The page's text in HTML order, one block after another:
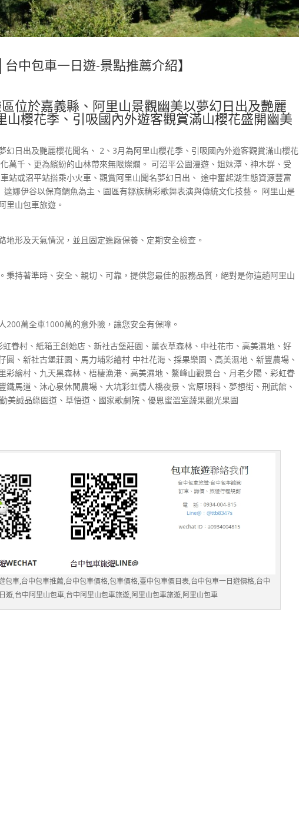
中包車一日遊-景點推薦介紹】
位於嘉義縣、阿里山景觀幽美以夢幻日出及艷麗
櫻花季、引吸國內外遊客觀賞滿山櫻花盛開幽美
幻日出及艷麗櫻花聞名、 2、3月為阿里山櫻花季、引吸國內外遊客觀賞滿山櫻花
萬千、更為繽紛的山林帶來無限燦爛。 可沼平公園漫遊、姐妹潭、神木群、受
站或沼平站搭乘小火車、觀賞阿里山聞名夢幻日出、 途中奮起湖生態資源豐富
娜伊谷以保育鯛魚為主、園區有鄒族精彩歌舞表演與傳統文化技藝。 阿里山是
里山包車旅遊。
形及天氣情況，並且固定進廠保養、定期安全檢查。
秉持著準時、安全、親切、可靠，提供您最佳的服務品質，絕對是你這趟阿里山
萬全車1000萬的意外險，讓您安全有保障。
眷村、紙箱王創始店、新社古堡莊園、薰衣草森林、中社花市、高美濕地、好
、新社古堡莊園、馬力埔彩繪村 中社花海、採果樂園、高美濕地、新豐農場、
彩繪村、九天黑森林、梧棲漁港、高美濕地、鰲峰山觀景台、月老夕陽、彩虹眷
馬道、沐心泉休閒農場、大坑彩虹情人橋夜景、宮原眼科、夢想街、刑武館、
美誠品綠園道、草悟道、國家歌劇院、優恩蜜溫室蔬果觀光果園
車,台中包車推薦,台中包車價格,包車價格,臺中包車價目表,台中包車一日遊價格,台中
遊,台中阿里山包車,台中阿里山包車旅遊,阿里山包車旅遊,阿里山包車